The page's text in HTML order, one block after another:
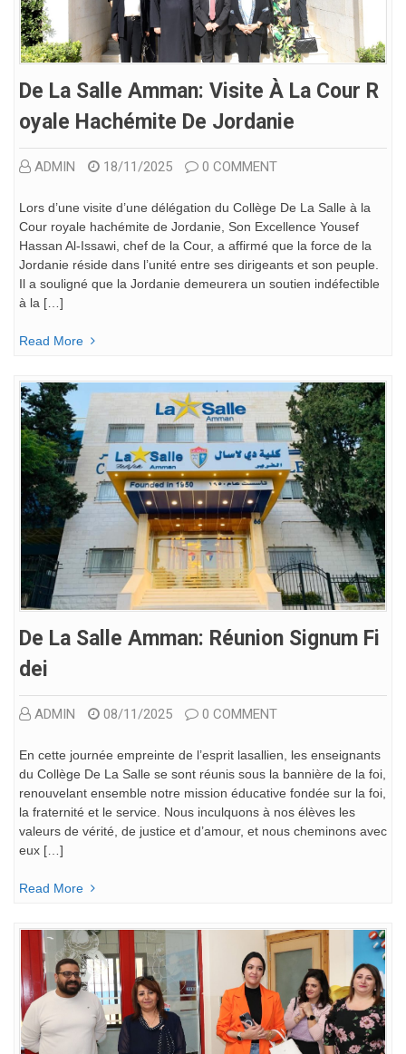
De La Salle Amman: Visite À La Cour R
Oyale Hachémite De Jordanie
ADMIN 18/11/2025 0 COMMENT
Lors d’une visite d’une délégation du Collège De La Salle à la
Cour royale hachémite de Jordanie, Son Excellence Yousef
Hassan Al-Issawi, chef de la Cour, a affirmé que la force de la
Jordanie réside dans l’unité entre ses dirigeants et son peuple.
Il a souligné que la Jordanie demeurera un soutien indéfectible
à la […]
Read More
De La Salle Amman: Réunion Signum Fi
Dei
ADMIN 08/11/2025 0 COMMENT
En cette journée empreinte de l’esprit lasallien, les enseignants
du Collège De La Salle se sont réunis sous la bannière de la foi,
renouvelant ensemble notre mission éducative fondée sur la foi,
la fraternité et le service. Nous inculquons à nos élèves les
valeurs de vérité, de justice et d’amour, et nous cheminons avec
eux […]
Read More